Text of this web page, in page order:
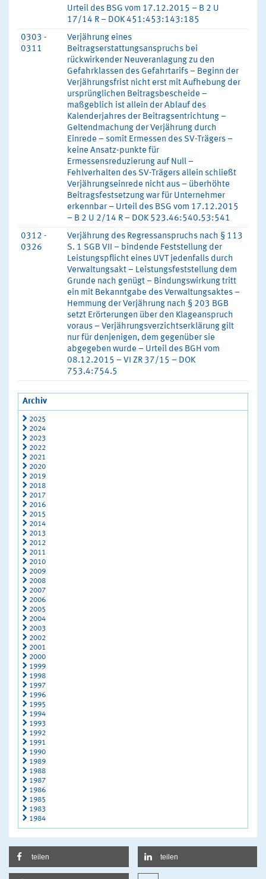
Urteil des BSG vom 17.12.2015 – B 2 U
17/14 R – DOK 451:453:143:185
0303 -
0311
Verjährung eines
Beitragserstattungsanspruchs bei
rückwirkender Neuveranlagung zu den
Gefahrklassen des Gefahrtarifs – Beginn der
Verjährungsfrist nicht erst mit Aufhebung der
ursprünglichen Beitragsbescheide –
maßgeblich ist allein der Ablauf des
Kalenderjahres der Beitragsentrichtung –
Geltendmachung der Verjährung durch
Einrede – somit Ermessen des SV-Trägers –
keine Ansatz-punkte für
Ermessensreduzierung auf Null –
Fehlverhalten des SV-Trägers allein schließt
Verjährungseinrede nicht aus – überhöhte
Beitragsfestsetzung war für Unternehmer
erkennbar – Urteil des BSG vom 17.12.2015
– B 2 U 2/14 R – DOK 523.46:540.53:541
0312 -
0326
Verjährung des Regressanspruchs nach § 113
S. 1 SGB VII – bindende Feststellung der
Leistungspflicht eines UVT jedenfalls durch
Verwaltungsakt – Leistungsfeststellung dem
Grunde nach genügt – Bindungswirkung tritt
ein mit Bekanntgabe des Verwaltungsaktes –
Hemmung der Verjährung nach § 203 BGB
setzt Erörterungen über den Klageanspruch
voraus – Verjährungsverzichtserklärung gilt
nur für denjenigen, dem gegenüber sie
abgegeben wurde – Urteil des BGH vom
08.12.2015 – VI ZR 37/15 – DOK
753.4:754.5
Archiv
2025
2024
2023
2022
2021
2020
2019
2018
2017
2016
2015
2014
2013
2012
2011
2010
2009
2008
2007
2006
2005
2004
2003
2002
2001
2000
1999
1998
1997
1996
1995
1994
1993
1992
1991
1990
1989
1988
1987
1986
1985
1983
1984
teilen teilen